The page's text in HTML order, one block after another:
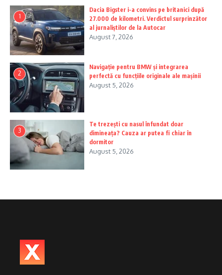
1
Dacia Bigster i-a convins pe britanici după
27.000 de kilometri. Verdictul surprinzător
al jurnaliștilor de la Autocar
August 7, 2026
2
Navigație pentru BMW și integrarea
perfectă cu funcțiile originale ale mașinii
August 5, 2026
3
Te trezești cu nasul înfundat doar
dimineața? Cauza ar putea fi chiar în
dormitor
August 5, 2026